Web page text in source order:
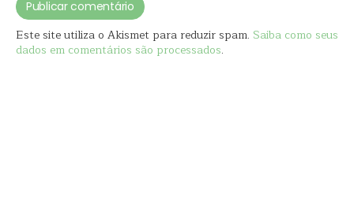
Este site utiliza o Akismet para reduzir spam. Saiba como seus
dados em comentários são processados.